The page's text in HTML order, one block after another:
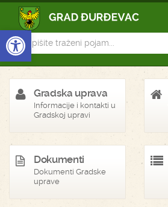
Open toolbar
Gradska uprava
Informacije i kontakti u
Gradskoj upravi
Dokumenti
Dokumenti Gradske
uprave